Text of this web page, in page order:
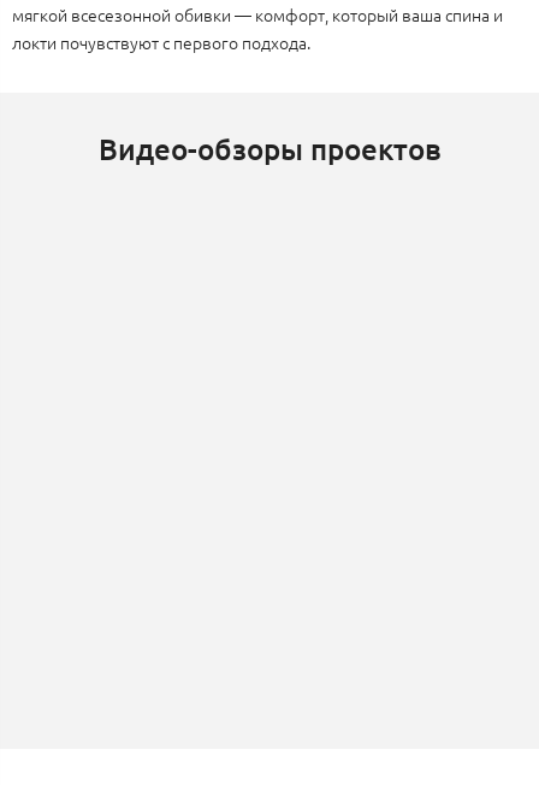
мягкой всесезонной обивки — комфорт, который ваша спина и
локти почувствуют с первого подхода.
Видео-обзоры проектов